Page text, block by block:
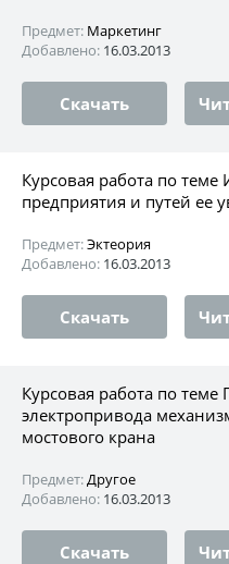
Предмет: Маркетинг
Добавлено: 16.03.2013
Скачать
Курсовая работа по
предприятия и путей ее
Предмет:Эктеория
Добавлено: 16.03.2013
Скачать
Курсовая работа по
электропривода
мостового крана
Предмет:Другое
Добавлено: 16.03.2013
Скачать